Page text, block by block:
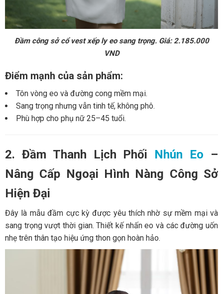
Đầm công sở cổ vest xếp ly eo sang trọng. Giá: 2.185.000
VND
Điểm mạnh của sản phẩm:
Tôn vòng eo và đường cong mềm mại.
Sang trọng nhưng vẫn tinh tế, không phô.
Phù hợp cho phụ nữ 25–45 tuổi.
2. Đầm Thanh Lịch Phối Nhún Eo –
Nâng Cấp Ngoại Hình Nàng Công Sở
Hiện Đại
Đây là mẫu đầm cực kỳ được yêu thích nhờ sự mềm mại và
sang trọng vượt thời gian. Thiết kế nhấn eo và các đường uốn
nhẹ trên thân tạo hiệu ứng thon gọn hoàn hảo.